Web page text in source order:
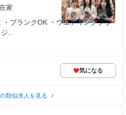
家
ブランクOK ・ウエディングプラ
...
気になる
類似求人を見る